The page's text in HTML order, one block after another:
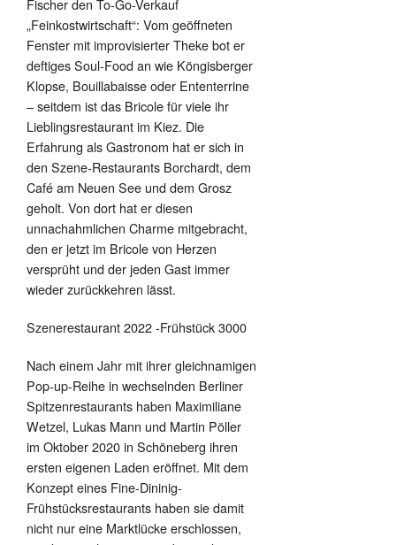
Fischer den To-Go-Verkauf
„Feinkostwirtschaft“: Vom geöffneten
Fenster mit improvisierter Theke bot er
deftiges Soul-Food an wie Köngisberger
Klopse, Bouillabaisse oder Ententerrine
– seitdem ist das Bricole für viele ihr
Lieblingsrestaurant im Kiez. Die
Erfahrung als Gastronom hat er sich in
den Szene-Restaurants Borchardt, dem
Café am Neuen See und dem Grosz
geholt. Von dort hat er diesen
unnachahmlichen Charme mitgebracht,
den er jetzt im Bricole von Herzen
versprüht und der jeden Gast immer
wieder zurückkehren lässt.
Szenerestaurant 2022 -Frühstück 3000
Nach einem Jahr mit ihrer gleichnamigen
Pop-up-Reihe in wechselnden Berliner
Spitzenrestaurants haben Maximiliane
Wetzel, Lukas Mann und Martin Pöller
im Oktober 2020 in Schöneberg ihren
ersten eigenen Laden eröffnet. Mit dem
Konzept eines Fine-Dininig-
Frühstücksrestaurants haben sie damit
nicht nur eine Marktlücke erschlossen,